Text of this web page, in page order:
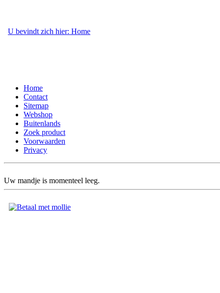
U bevindt zich hier: Home
Home
Contact
Sitemap
Webshop
Buitenlands
Zoek product
Voorwaarden
Privacy
Uw mandje is momenteel leeg.